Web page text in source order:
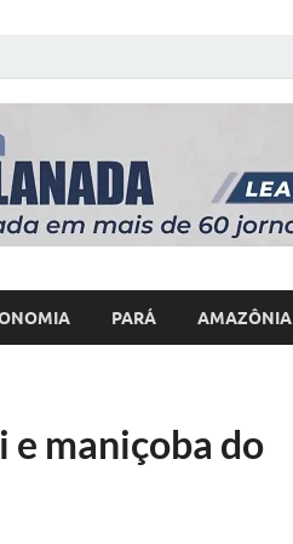
PARÁ AMAZÔNIA
e maniçoba do